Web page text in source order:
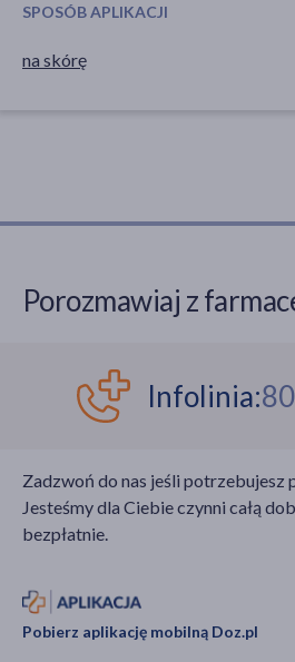
SPOSÓB APLIKACJI
na skórę
Porozmawiaj z
Infolinia:
Zadzwoń do nas jeśli potrzebujesz
Jesteśmy dla Ciebie czynni całą
bezpłatnie.
Pobierz aplikację mobilną Doz.pl